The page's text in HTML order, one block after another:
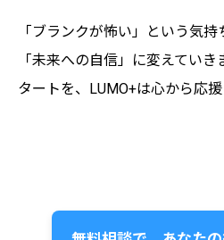
「ブランクが怖い」という気
「未来への自信」に変えてい
タートを、LUMO+は心から応援